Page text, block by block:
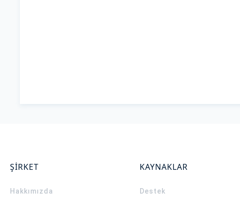
ŞİRKET
Hakkımızda
KAYNAKLAR
Destek